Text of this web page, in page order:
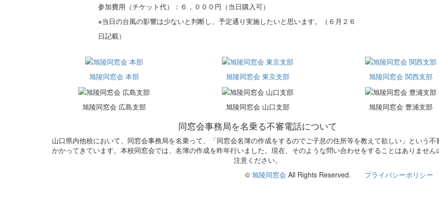
参加費用（チケット代）：６，０００円（当日購入可）
※当日の台風の影響は少ないと判断し、予定通り実施したいと思います。（６月２６
日記載）
旭陵同窓会 本部 旭陵同窓会 東京支部 旭陵同窓会 関西支部
旭陵同窓会 広島支部 旭陵同窓会 山口支部 旭陵同窓会 豊浦支部
同窓会事務局を名乗る不審電話について
山口県内他校において、同窓会事務局を名乗って、「同窓会名簿の作成をするのでご子息の住所等を教えて欲しい」という不
かかってきています。本校同窓会では、名簿の作成を昨年行いました。現在、そのような問い合わせをすることはありません
注意ください。
© 旭陵同窓会 All Rights Reserved. プライバシーポリシー